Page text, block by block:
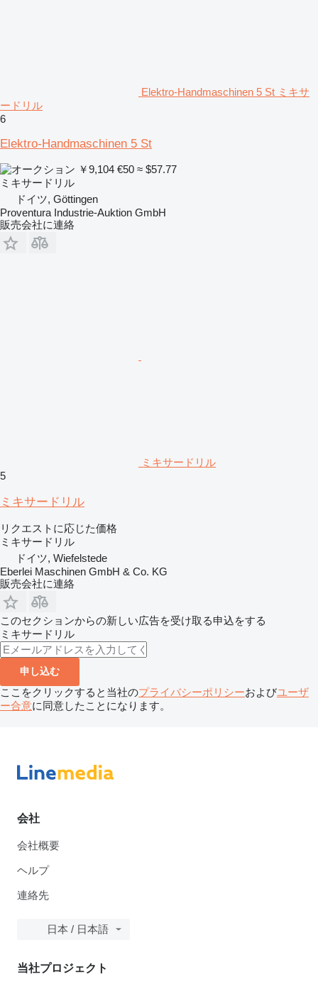
Elektro-Handmaschinen 5 St ミキサ
ードリル
6
Elektro-Handmaschinen 5 St
￥9,104 €50 ≈ $57.77
ミキサードリル
ドイツ, Göttingen
Proventura Industrie-Auktion GmbH
販売会社に連絡
ミキサードリル
5
ミキサードリル
リクエストに応じた価格
ミキサードリル
ドイツ, Wiefelstede
Eberlei Maschinen GmbH & Co. KG
販売会社に連絡
このセクションからの新しい広告を受け取る申込をする
ミキサードリル
申し込む
ここをクリックすると当社のプライバシーポリシーおよびユーザ
ー合意に同意したことになります。
会社
会社概要
ヘルプ
連絡先
日本 / 日本語
当社プロジェクト